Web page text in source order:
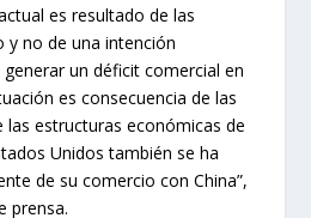
es resultado de las
y no de una intención
un déficit comercial en
es consecuencia de las
las estructuras económicas de
Unidos también se ha
de su comercio con China”,
prensa.